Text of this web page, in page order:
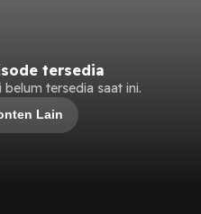
tersedia
tersedia saat ini.
Lain